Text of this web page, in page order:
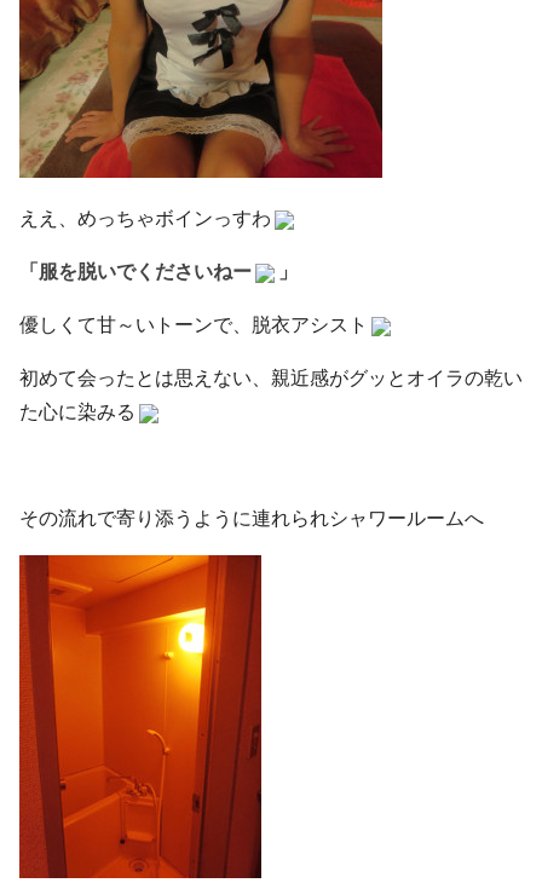
ええ、めっちゃボインっすわ
「服を脱いでくださいねー 」
優しくて甘～いトーンで、脱衣アシスト
初めて会ったとは思えない、親近感がグッとオイラの乾い
た心に染みる
その流れで寄り添うように連れられシャワールームへ